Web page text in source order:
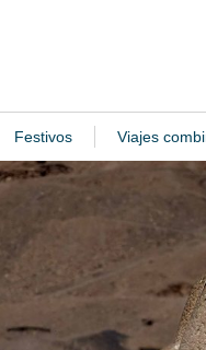
Festivos Viajes